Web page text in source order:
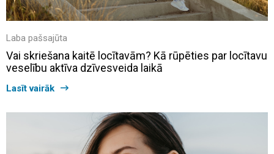
Laba pašsajūta
Vai skriešana kaitē locītavām? Kā rūpēties par locītavu
veselību aktīva dzīvesveida laikā
Lasīt vairāk